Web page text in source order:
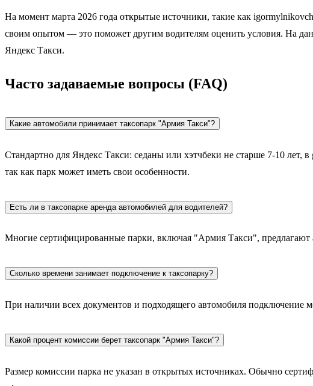
На момент марта 2026 года открытые источники, такие как
своим опытом — это поможет другим водителям оценить условия. На
Яндекс Такси.
Часто задаваемые вопросы (FAQ)
Какие автомобили принимает таксопарк "Армия Такси"?
Стандартно для Яндекс Такси: седаны или хэтчбеки не старше 7-10
так как парк может иметь свои особенности.
Есть ли в таксопарке аренда автомобилей для водителей?
Многие сертифицированные парки, включая "Армия Такси",
Сколько времени занимает подключение к таксопарку?
При наличии всех документов и подходящего автомобиля подключение
Какой процент комиссии берет таксопарк "Армия Такси"?
Размер комиссии парка не указан в открытых источниках. Обычно